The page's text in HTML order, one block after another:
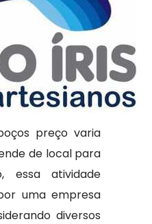
preço varia
de local para
essa atividade
uma empresa
diversos